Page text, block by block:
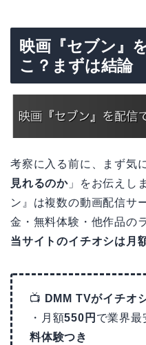
映画『セブン』
こ？まずは結論
考察に入る前に、まず気
見れるのか 」をお伝えし
ン』は複数の動画配信サ
金・無料体験・他作品の
当サイトのイチオシは月
📺 DMM TVがイチオ
・月額550円 で業界最
料体験つき